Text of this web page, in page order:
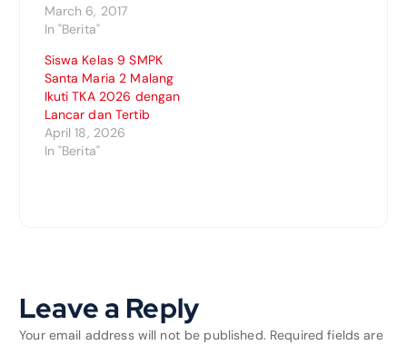
March 6, 2017
In "Berita"
Siswa Kelas 9 SMPK
Santa Maria 2 Malang
Ikuti TKA 2026 dengan
Lancar dan Tertib
April 18, 2026
In "Berita"
Leave a Reply
Your email address will not be published. Required fields are